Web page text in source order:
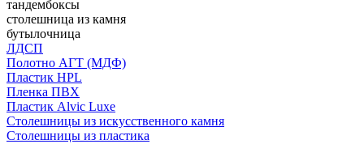
тандембоксы
столешница из камня
бутылочница
ЛДСП
Полотно АГТ (МДФ)
Пластик HPL
Пленка ПВХ
Пластик Alvic Luxe
Столешницы из искусственного камня
Столешницы из пластика